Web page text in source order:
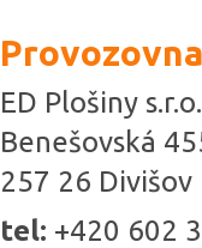
ED Plošiny s.r.o.
Benešovská
257 26 Divišov
tel: +420 602